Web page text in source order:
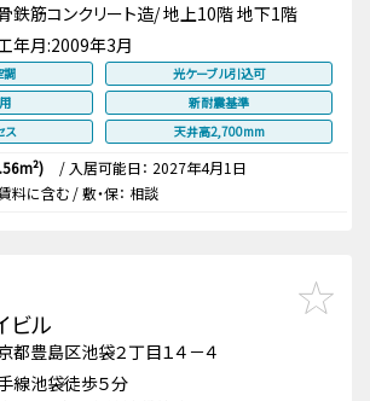
鉄筋コンクリート造/ 地上10階 地下1階
年月:2009年3月
調
光ケーブル引込可
新耐震基準
ス
天井高2,700mm
/ 入居可能日： 2027年4月1日
料に含む / 敷・保： 相談
ビル
都豊島区池袋２丁目１４－４
線池袋徒歩５分